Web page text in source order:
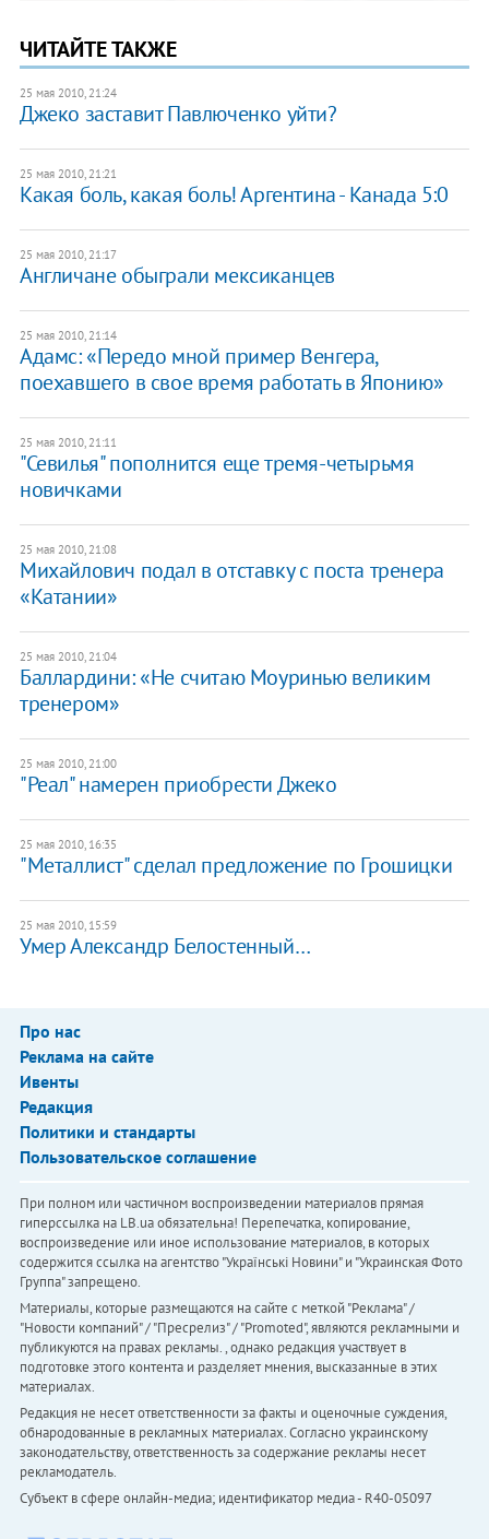
ЧИТАЙТЕ ТАКЖЕ
25 мая 2010, 21:24
Джеко заставит Павлюченко уйти?
25 мая 2010, 21:21
Какая боль, какая боль! Аргентина - Канада 5:0
25 мая 2010, 21:17
Англичане обыграли мексиканцев
25 мая 2010, 21:14
Адамс: «Передо мной пример Венгера,
поехавшего в свое время работать в Японию»
25 мая 2010, 21:11
"Севилья" пополнится еще тремя-четырьмя
новичками
25 мая 2010, 21:08
Михайлович подал в отставку с поста тренера
«Катании»
25 мая 2010, 21:04
Баллардини: «Не считаю Моуринью великим
тренером»
25 мая 2010, 21:00
"Реал" намерен приобрести Джеко
25 мая 2010, 16:35
"Металлист" сделал предложение по Грошицки
25 мая 2010, 15:59
Умер Александр Белостенный…
Про нас
Реклама на сайте
Ивенты
Редакция
Политики и стандарты
Пользовательское соглашение
При полном или частичном воспроизведении материалов прямая
гиперссылка на LB.ua обязательна! Перепечатка, копирование,
воспроизведение или иное использование материалов, в которых
содержится ссылка на агентство "Українськi Новини" и "Украинская Фото
Группа" запрещено.
Материалы, которые размещаются на сайте с меткой "Реклама" /
"Новости компаний" / "Пресрелиз" / "Promoted", являются рекламными и
публикуются на правах рекламы. , однако редакция участвует в
подготовке этого контента и разделяет мнения, высказанные в этих
материалах.
Редакция не несет ответственности за факты и оценочные суждения,
обнародованные в рекламных материалах. Согласно украинскому
законодательству, ответственность за содержание рекламы несет
рекламодатель.
Субъект в сфере онлайн-медиа; идентификатор медиа - R40-05097